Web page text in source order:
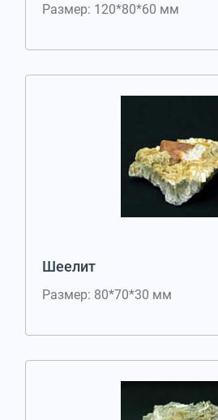
Размер: 120*80*60 мм
Шеелит
Размер: 80*70*30 мм